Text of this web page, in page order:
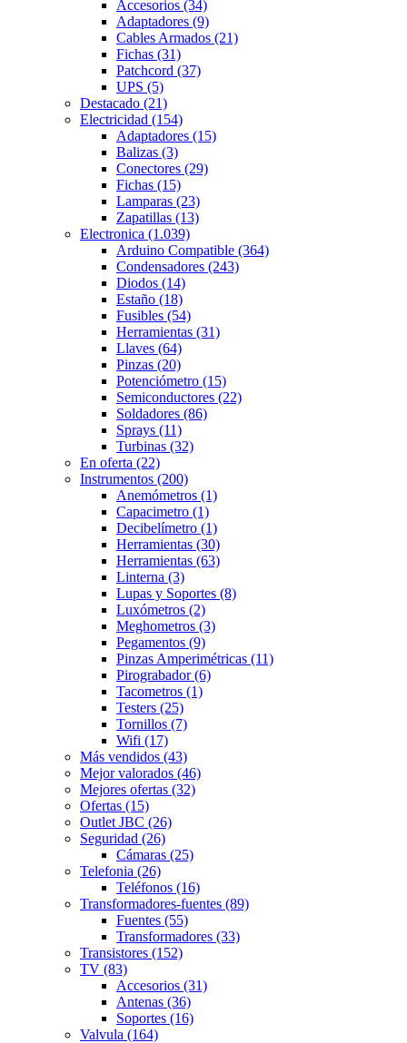
Accesorios (34)
Adaptadores (9)
Cables Armados (21)
Fichas (31)
Patchcord (37)
UPS (5)
Destacado (21)
Electricidad (154)
Adaptadores (15)
Balizas (3)
Conectores (29)
Fichas (15)
Lamparas (23)
Zapatillas (13)
Electronica (1.039)
Arduino Compatible (364)
Condensadores (243)
Diodos (14)
Estaño (18)
Fusibles (54)
Herramientas (31)
Llaves (64)
Pinzas (20)
Potenciómetro (15)
Semiconductores (22)
Soldadores (86)
Sprays (11)
Turbinas (32)
En oferta (22)
Instrumentos (200)
Anemómetros (1)
Capacimetro (1)
Decibelímetro (1)
Herramientas (30)
Herramientas (63)
Linterna (3)
Lupas y Soportes (8)
Luxómetros (2)
Meghometros (3)
Pegamentos (9)
Pinzas Amperimétricas (11)
Pirograbador(6)
Tacometros (1)
Testers (25)
Tornillos (7)
Wifi (17)
Más vendidos (43)
Mejor valorados (46)
Mejores ofertas (32)
Ofertas (15)
Outlet JBC (26)
Seguridad (26)
Cámaras (25)
Telefonia (26)
Teléfonos (16)
Transformadores-fuentes (89)
Fuentes (55)
Transformadores (33)
Transistores (152)
TV (83)
Accesorios (31)
Antenas (36)
Soportes (16)
Valvula (164)